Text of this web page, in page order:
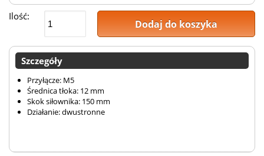
Ilość:
Dodaj do koszyka
Szczegóły
Przyłącze: M5
Średnica tłoka: 12 mm
Skok siłownika: 150 mm
Działanie: dwustronne